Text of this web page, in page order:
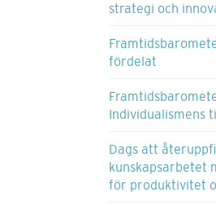
strategi och
fördelat
Individualismens
Dags att
kunskapsarbetet
för produktivitet